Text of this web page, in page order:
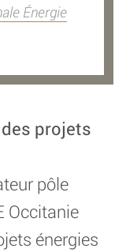
Énergie
projets
pôle
Occitanie
énergies